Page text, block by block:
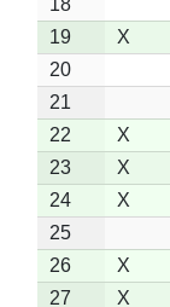
19
X
20
21
22
X
23
X
24
X
25
26
X
27
X